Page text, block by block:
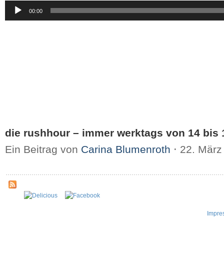
Audio-
Player
00:00
die rushhour – immer werktags von 14 bis
Ein Beitrag von Carina Blumenroth ⋅ 22.